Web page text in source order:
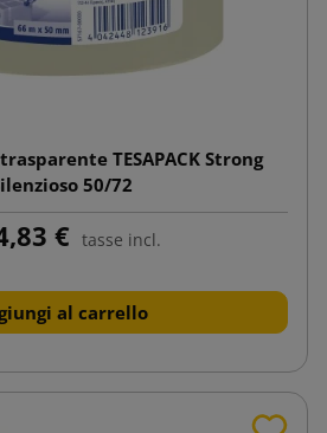
TESAPACK Strong
50/72
€ tasse incl.
al carrello